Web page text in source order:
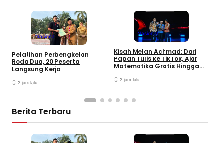
Nasional
Pelatihan Perbengkelan
Roda Dua, 20 Peserta
Langsung Kerja
2 jam lalu
Nasional
Kisah Melan Achmad: Dari
Papan Tulis ke TikTok, Ajar
Matematika Gratis Hingga
2 jam lalu
Berita Terbaru